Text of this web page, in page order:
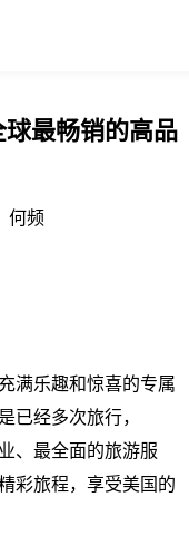
球最畅销的高品
何频
满乐趣和惊喜的专属
已经多次旅行，
、最全面的旅游服
彩旅程，享受美国的